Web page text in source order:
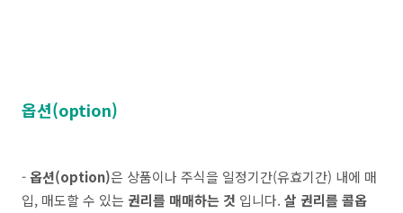
옵션(option)
-옵션(option)은 상품이나 주식을 일정기간(유효기간) 내에 매
입, 매도할 수 있는 권리를 매매하는 것 입니다. 살 권리를 콜옵